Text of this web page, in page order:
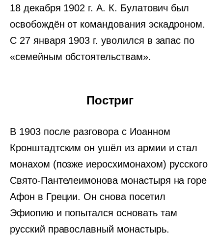
18 декабря 1902 г. А. К. Булатович был
освобождён от командования эскадроном.
С 27 января 1903 г. уволился в запас по
«семейным обстоятельствам».
Постриг
В 1903 после разговора с Иоанном
Кронштадтским он ушёл из армии и стал
монахом (позже иеросхимонахом) русского
Свято-Пантелеимонова монастыря на горе
Афон в Греции. Он снова посетил
Эфиопию и попытался основать там
русский православный монастырь.